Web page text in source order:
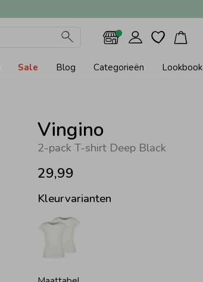
Sale Blog Categorieën Lookbook
Vingino
2-pack T-shirt Deep Black
29,99
Kleurvarianten